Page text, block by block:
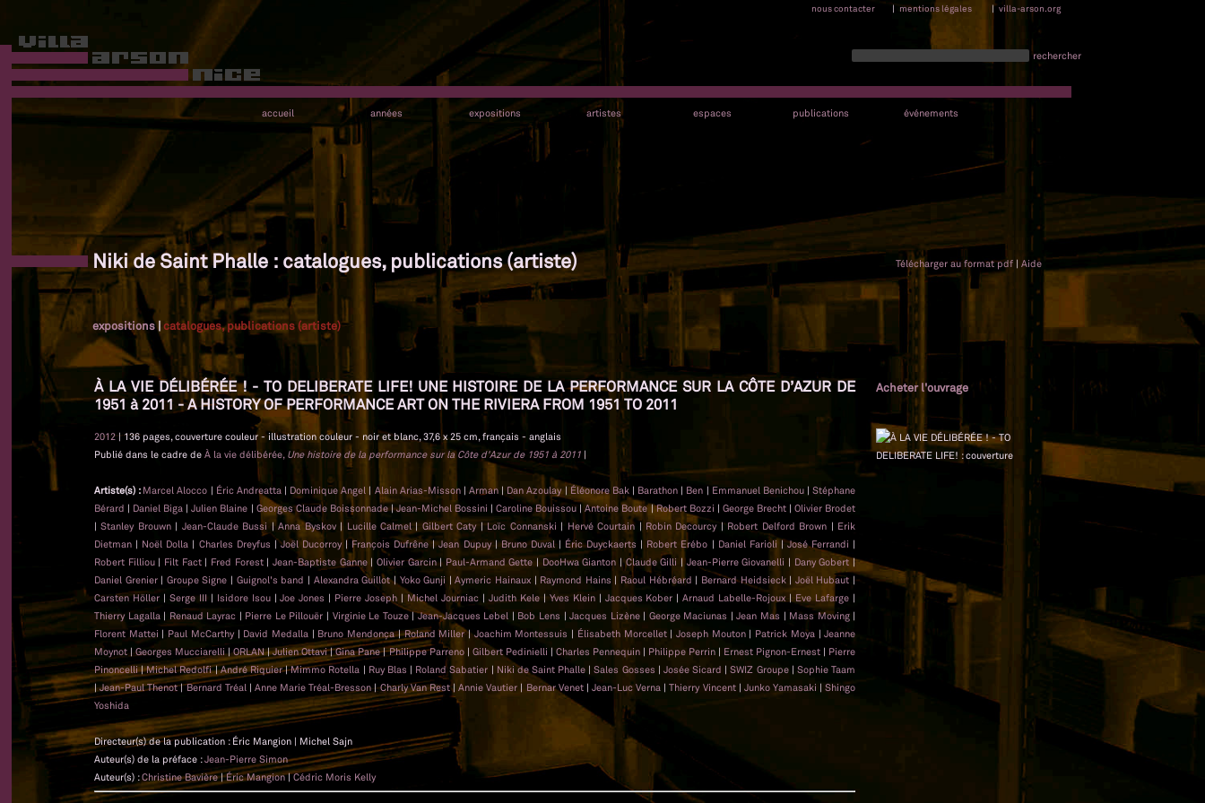
nous contacter | mentions légales | villa-arson.org
rechercher
accueil années expositions artistes espaces publications événements
Niki de Saint Phalle : catalogues, publications (artiste) Télécharger au format pdf | Aide
expositions|catalogues, publications (artiste)
À LA VIE DÉLIBÉRÉE ! - TO DELIBERATE LIFE! UNE HISTOIRE DE LA PERFORMANCE SUR LA CÔTE D’AZUR DE
1951 à 2011 - A HISTORY OF PERFORMANCE ART ON THE RIVIERA FROM 1951 TO 2011
Acheter l'ouvrage
2012| 136 pages, couverture couleur - illustration couleur - noir et blanc, 37,6 x 25 cm, français - anglais
Publié dans le cadre de À la vie délibérée, Une histoire de la performance sur la Côte d'Azur de 1951 à 2011 |
Artiste(s) : Marcel Alocco | Éric Andreatta| Dominique Angel | Alain Arias-Misson| Arman| Dan Azoulay| Éléonore Bak| Barathon | Ben | Emmanuel Benichou|Stéphane
Bérard | Daniel Biga |Julien Blaine | Georges Claude Boissonnade|Jean-Michel Bossini |Caroline Bouissou |Antoine Boute|Robert Bozzi | George Brecht|Olivier Brodet
|Stanley Brouwn| Jean-Claude Bussi |Anna Byskov| Lucille Calmel | Gilbert Caty| Loïc Connanski | Hervé Courtain | Robin Decourcy| Robert Delford Brown | Erik
Dietman | Noël Dolla | Charles Dreyfus |Joël Ducorroy| François Dufrêne|Jean Dupuy|Bruno Duval| Éric Duyckaerts | Robert Erébo | Daniel Farioli |José Ferrandi |
Robert Filliou| Filt Fact| Fred Forest| Jean-Baptiste Ganne| Olivier Garcin| Paul-Armand Gette | DooHwa Gianton |Claude Gilli |Jean-Pierre Giovanelli | Dany Gobert|
Daniel Grenier| Groupe Signe | Guignol's band | Alexandra Guillot| Yoko Gunji |Aymeric Hainaux | Raymond Hains | Raoul Hébréard | Bernard Heidsieck| Joël Hubaut |
Carsten Höller| Serge III| Isidore Isou|Joe Jones | Pierre Joseph | Michel Journiac | Judith Kele| Yves Klein| Jacques Kober |Arnaud Labelle-Rojoux | Eve Lafarge |
Thierry Lagalla| Renaud Layrac | Pierre Le Pillouër | Virginie Le Touze|Jean-Jacques Lebel | Bob Lens |Jacques Lizène| George Maciunas |Jean Mas | Mass Moving|
Florent Mattei | Paul McCarthy| David Medalla | Bruno Mendonça|Roland Miller|Joachim Montessuis | Élisabeth Morcellet| Joseph Mouton| Patrick Moya |Jeanne
Moynot |Georges Mucciarelli |ORLAN|Julien Ottavi|Gina Pane|Philippe Parreno| Gilbert Pedinielli | Charles Pennequin| Philippe Perrin| Ernest Pignon-Ernest | Pierre
Pinoncelli|Michel Redolfi|André Riquier|Mimmo Rotella | Ruy Blas | Roland Sabatier | Niki de Saint Phalle |Sales Gosses | Josée Sicard |SWIZ Groupe| Sophie Taam
|Jean-Paul Thenot|Bernard Tréal | Anne Marie Tréal-Bresson|Charly Van Rest|Annie Vautier | Bernar Venet| Jean-Luc Verna |Thierry Vincent| Junko Yamasaki |Shingo
Yoshida
Directeur(s) de la publication : Éric Mangion | Michel Sajn
Auteur(s) de la préface :Jean-Pierre Simon
Auteur(s) :Christine Bavière|Éric Mangion|Cédric Moris Kelly